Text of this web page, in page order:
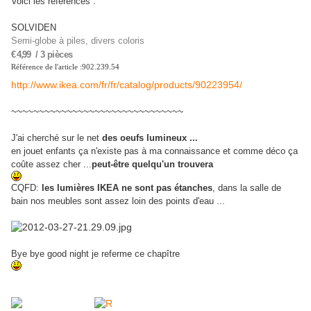
SOLVIDEN
Semi-globe à piles, divers coloris
€ 4,99 / 3 pièces
Référence de l'article :902.239.54
http://www.ikea.com/fr/fr/catalog/products/90223954/
~~~~~~~~~~~~~~~~~~~~~~~~~~~~~~~
J'ai cherché sur le net des oeufs lumineux ...
en jouet enfants ça n'existe pas à ma connaissance et comme déco ça
coûte assez cher ...peut-être quelqu'un trouvera
CQFD: les lumières IKEA ne sont pas étanches, dans la salle de
bain nos meubles sont assez loin des points d'eau ...
Bye bye good night je referme ce chapître